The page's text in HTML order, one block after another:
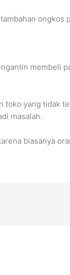
ongkos
membeli
toko yang tidak
masalah.
biasanya